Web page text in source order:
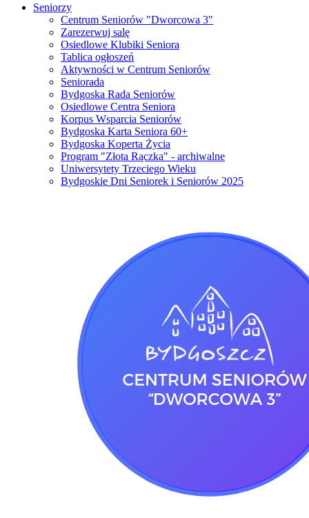
Seniorzy
Centrum Seniorów "Dworcowa 3"
Zarezerwuj salę
Osiedlowe Klubiki Seniora
Tablica ogłoszeń
Aktywności w Centrum Seniorów
Seniorada
Bydgoska Rada Seniorów
Osiedlowe Centra Seniora
Korpus Wsparcia Seniorów
Bydgoska Karta Seniora 60+
Bydgoska Koperta Życia
Program "Złota Rączka" - archiwalne
Uniwersytety Trzeciego Wieku
Bydgoskie Dni Seniorek i Seniorów 2025